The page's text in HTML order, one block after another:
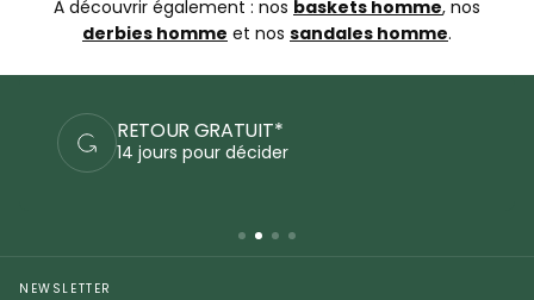
À découvrir également : nos baskets homme, nos
derbies homme et nos sandales homme.
PAIEMENTS SÉCURISÉS
Commandez en sécurité
NEWSLETTER